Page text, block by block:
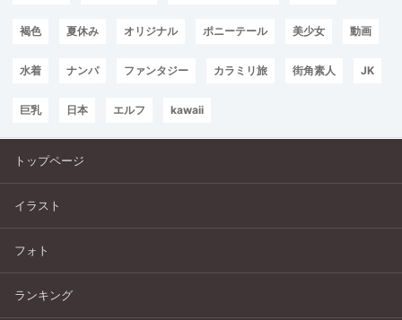
褐色 夏休み オリジナル ポニーテール 美少女 動画
水着 ナンパ ファンタジー カラミリ旅 街角素人 JK
巨乳 日本 エルフ kawaii
トップページ
イラスト
フォト
ランキング